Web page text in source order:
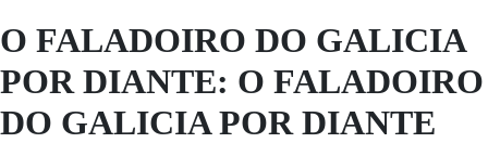
O FALADOIRO DO GALICIA
POR DIANTE: O FALADOIRO
DO GALICIA POR DIANTE